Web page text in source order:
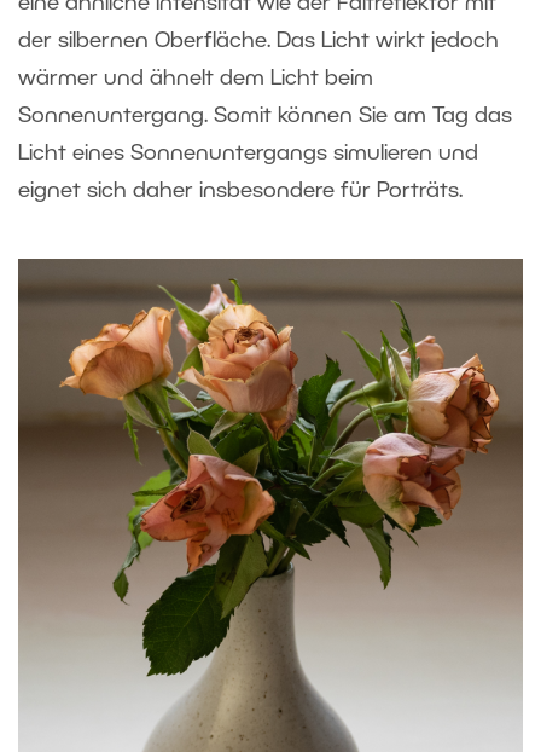
eine ähnliche Intensität wie der Faltreflektor mit
der silbernen Oberfläche. Das Licht wirkt jedoch
wärmer und ähnelt dem Licht beim
Sonnenuntergang. Somit können Sie am Tag das
Licht eines Sonnenuntergangs simulieren und
eignet sich daher insbesondere für Porträts.